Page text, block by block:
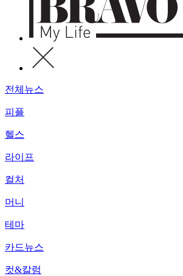
전체뉴스
피플
헬스
라이프
컬처
머니
테마
카드뉴스
컷&칼럼